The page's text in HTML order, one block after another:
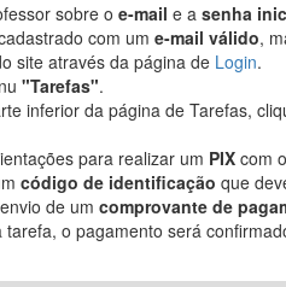
sobre o e-mail e a senha
com um e-mail válido,
site através da página de Login.
"Tarefas".
inferior da página de Tarefas,
para realizar um PIX com
código de identificação que
de um comprovante de
tarefa, o pagamento será